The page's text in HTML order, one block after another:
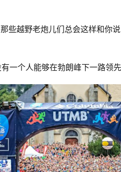
些越野老炮儿们总会这样和你
一个人能够在勃朗峰下一路领先